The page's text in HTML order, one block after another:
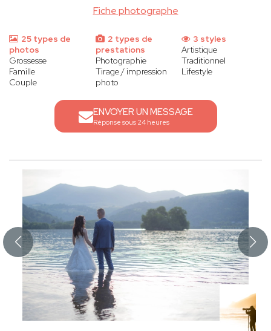
Fiche photographe
25 types de
photos
Grossesse
Famille
Couple
2 types de
prestations
Photographie
Tirage / impression
photo
3 styles
Artistique
Traditionnel
Lifestyle
ENVOYER UN MESSAGE
Réponse sous 24 heures